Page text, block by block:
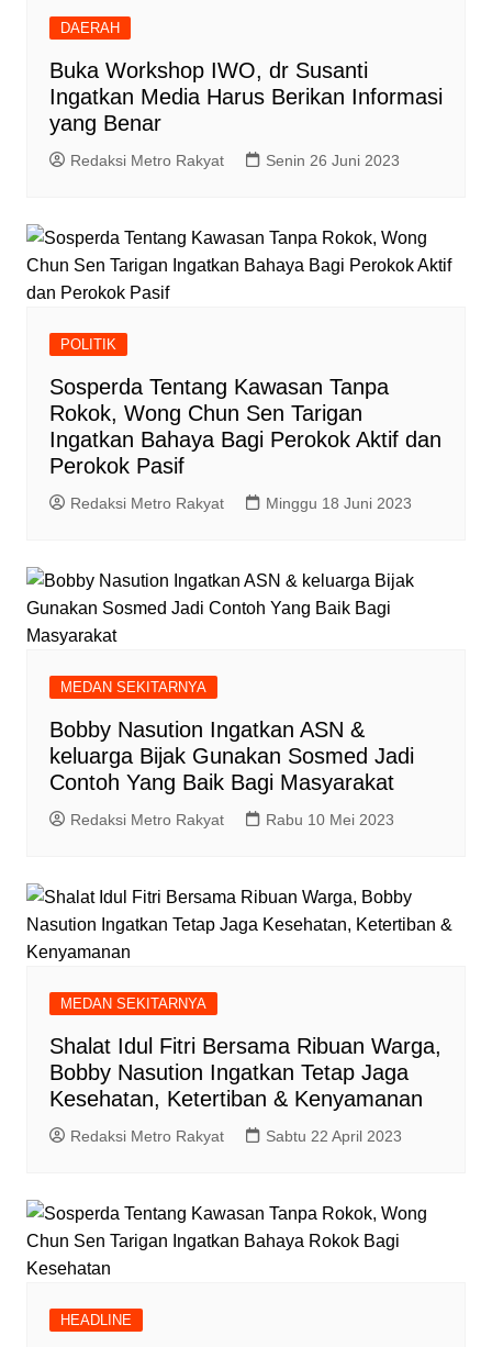
DAERAH
Buka Workshop IWO, dr Susanti
Ingatkan Media Harus Berikan Informasi
yang Benar
Redaksi Metro Rakyat Senin 26 Juni 2023
POLITIK
Sosperda Tentang Kawasan Tanpa
Rokok, Wong Chun Sen Tarigan
Ingatkan Bahaya Bagi Perokok Aktif dan
Perokok Pasif
Redaksi Metro Rakyat Minggu 18 Juni 2023
MEDAN SEKITARNYA
Bobby Nasution Ingatkan ASN &
keluarga Bijak Gunakan Sosmed Jadi
Contoh Yang Baik Bagi Masyarakat
Redaksi Metro Rakyat Rabu 10 Mei 2023
MEDAN SEKITARNYA
Shalat Idul Fitri Bersama Ribuan Warga,
Bobby Nasution Ingatkan Tetap Jaga
Kesehatan, Ketertiban & Kenyamanan
Redaksi Metro Rakyat Sabtu 22 April 2023
HEADLINE